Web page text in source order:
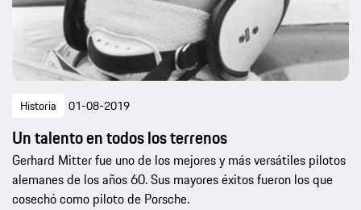
Historia 01-08-2019
Un talento en todos los terrenos
Gerhard Mitter fue uno de los mejores y más versátiles pilotos
alemanes de los años 60. Sus mayores éxitos fueron los que
cosechó como piloto de Porsche.